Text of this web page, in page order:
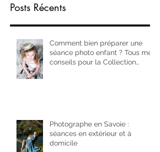
Posts Récents
Comment bien préparer une
séance photo enfant ? Tous mes
conseils pour la Collection
Photographe en Savoie :
séances en extérieur et à
domicile